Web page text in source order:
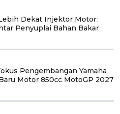
Dekat Injektor Motor:
Penyuplai Bahan Bakar
Pengembangan Yamaha
Motor 850cc MotoGP 2027